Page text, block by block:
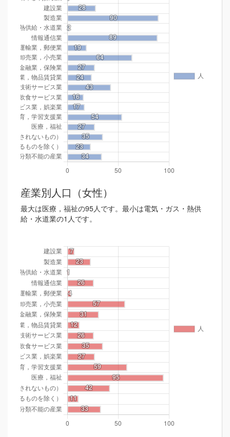
産業別人口（女性）
最大は医療，福祉の95人です。最小は電気・ガス・熱供
給・水道業の1人です。